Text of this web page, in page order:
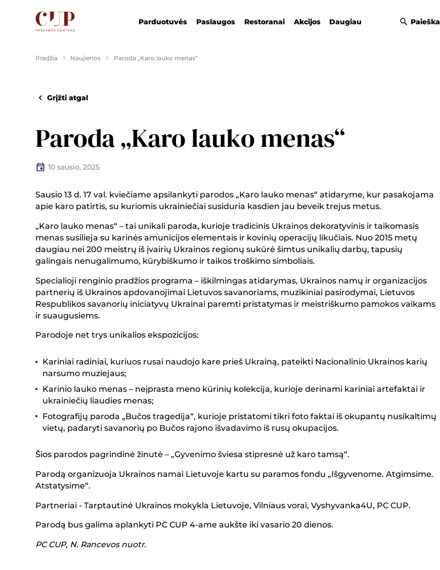
Parduotuvės Paslaugos Restoranai Akcijos Daugiau Paieška
Pradžia Naujienos Paroda „Karo lauko menas“
Grįžti atgal
Paroda „Karo lauko menas“
10 sausio, 2025
Sausio 13 d. 17 val. kviečiame apsilankyti parodos „Karo lauko menas“ atidaryme, kur pasakojama
apie karo patirtis, su kuriomis ukrainiečiai susiduria kasdien jau beveik trejus metus.
„Karo lauko menas“ – tai unikali paroda, kurioje tradicinis Ukrainos dekoratyvinis ir taikomasis
menas susilieja su karinės amunicijos elementais ir kovinių operacijų likučiais. Nuo 2015 metų
daugiau nei 200 meistrų iš įvairių Ukrainos regionų sukūrė šimtus unikalių darbų, tapusių
galingais nenugalimumo, kūrybiškumo ir taikos troškimo simboliais.
Specialioji renginio pradžios programa – iškilmingas atidarymas, Ukrainos namų ir organizacijos
partnerių iš Ukrainos apdovanojimai Lietuvos savanoriams, muzikiniai pasirodymai, Lietuvos
Respublikos savanorių iniciatyvų Ukrainai paremti pristatymas ir meistriškumo pamokos vaikams
ir suaugusiems.
Parodoje net trys unikalios ekspozicijos:
Kariniai radiniai, kuriuos rusai naudojo kare prieš Ukrainą, pateikti Nacionalinio Ukrainos karių
narsumo muziejaus;
Karinio lauko menas – neįprasta meno kūrinių kolekcija, kurioje derinami kariniai artefaktai ir
ukrainiečių liaudies menas;
Fotografijų paroda „Bučos tragedija“, kurioje pristatomi tikri foto faktai iš okupantų nusikaltimų
vietų, padaryti savanorių po Bučos rajono išvadavimo iš rusų okupacijos.
Šios parodos pagrindinė žinutė – „Gyvenimo šviesa stipresnė už karo tamsą“.
Parodą organizuoja Ukrainos namai Lietuvoje kartu su paramos fondu „Išgyvenome. Atgimsime.
Atstatysime“.
Partneriai - Tarptautinė Ukrainos mokykla Lietuvoje, Vilniaus vorai, Vyshyvanka4U, PC CUP.
Parodą bus galima aplankyti PC CUP 4-ame aukšte iki vasario 20 dienos.
PC CUP, N. Rancevos nuotr.